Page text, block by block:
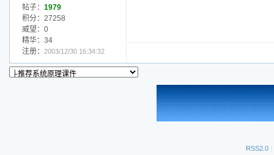
帖子： 1979
积分：27258
威望：0
精华：34
注册： 2003/12/30 16:34:32
RSS2.0 |